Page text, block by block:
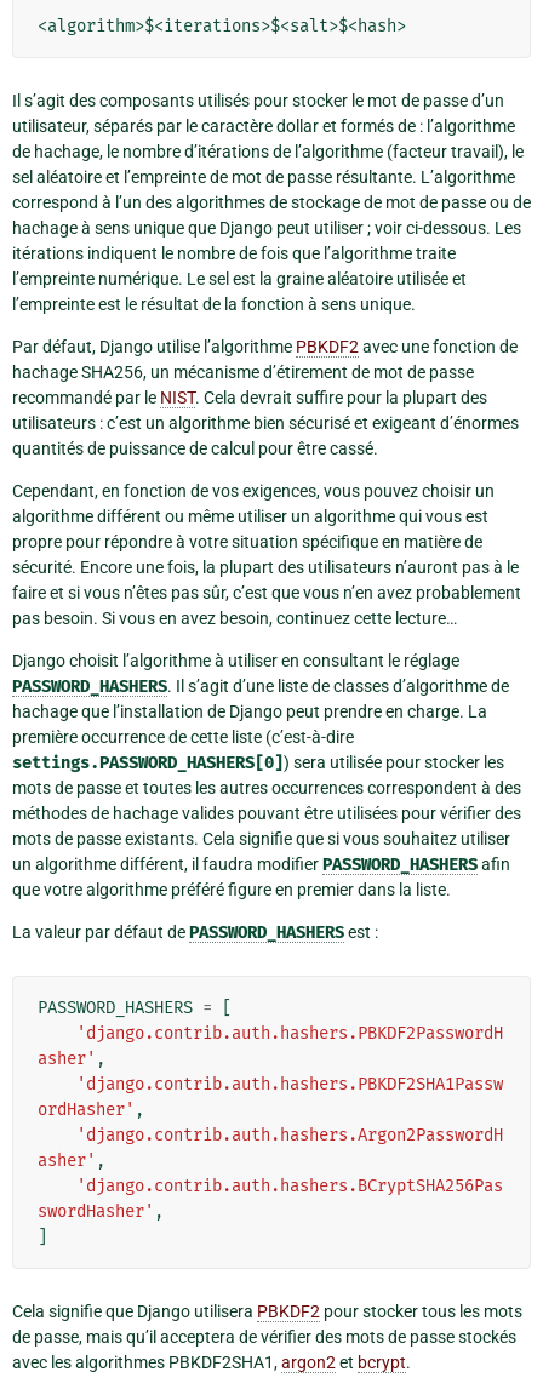
Il s’agit des composants utilisés pour stocker le mot de passe d’un
utilisateur, séparés par le caractère dollar et formés de : l’algorithme
de hachage, le nombre d’itérations de l’algorithme (facteur travail), le
sel aléatoire et l’empreinte de mot de passe résultante. L’algorithme
correspond à l’un des algorithmes de stockage de mot de passe ou de
hachage à sens unique que Django peut utiliser ; voir ci-dessous. Les
itérations indiquent le nombre de fois que l’algorithme traite
l’empreinte numérique. Le sel est la graine aléatoire utilisée et
l’empreinte est le résultat de la fonction à sens unique.
Par défaut, Django utilise l’algorithme PBKDF2 avec une fonction de
hachage SHA256, un mécanisme d’étirement de mot de passe
recommandé par le NIST. Cela devrait suffire pour la plupart des
utilisateurs : c’est un algorithme bien sécurisé et exigeant d’énormes
quantités de puissance de calcul pour être cassé.
Cependant, en fonction de vos exigences, vous pouvez choisir un
algorithme différent ou même utiliser un algorithme qui vous est
propre pour répondre à votre situation spécifique en matière de
sécurité. Encore une fois, la plupart des utilisateurs n’auront pas à le
faire et si vous n’êtes pas sûr, c’est que vous n’en avez probablement
pas besoin. Si vous en avez besoin, continuez cette lecture…
Django choisit l’algorithme à utiliser en consultant le réglage
PASSWORD_HASHERS. Il s’agit d’une liste de classes d’algorithme de
hachage que l’installation de Django peut prendre en charge. La
première occurrence de cette liste (c’est-à-dire
settings.PASSWORD_HASHERS[0]) sera utilisée pour stocker les
mots de passe et toutes les autres occurrences correspondent à des
méthodes de hachage valides pouvant être utilisées pour vérifier des
mots de passe existants. Cela signifie que si vous souhaitez utiliser
un algorithme différent, il faudra modifierPASSWORD_HASHERSafin
que votre algorithme préféré figure en premier dans la liste.
La valeur par défaut dePASSWORD_HASHERSest :
PASSWORD_HASHERS =
'django.contrib.auth.hashers.PBKDF2PasswordH
asher' ,
'django.contrib.auth.hashers.PBKDF2SHA1Passw
ordHasher' ,
'django.contrib.auth.hashers.Argon2PasswordH
asher' ,
'django.contrib.auth.hashers.BCryptSHA256Pas
swordHasher' ,
Cela signifie que Django utilisera PBKDF2 pour stocker tous les mots
de passe, mais qu’il acceptera de vérifier des mots de passe stockés
avec les algorithmes PBKDF2SHA1,argon2 et bcrypt.